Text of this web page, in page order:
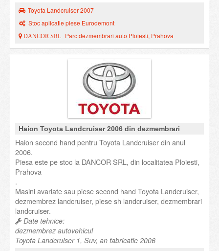
Toyota Landcruiser 2007
Stoc aplicatie piese Eurodemont
DANCOR SRL Parc dezmembrari auto Ploiesti, Prahova
Haion Toyota Landcruiser 2006 din dezmembrari
Haion second hand pentru Toyota Landcruiser din anul
2006.
Piesa este pe stoc la DANCOR SRL, din localitatea Ploiesti,
Prahova
.
Masini avariate sau piese second hand Toyota Landcruiser,
dezmembrez landcruiser, piese sh landcruiser, dezmembrari
landcruiser.
Date tehnice:
dezmembrez autovehicul
Toyota Landcruiser 1, Suv, an fabricatie 2006